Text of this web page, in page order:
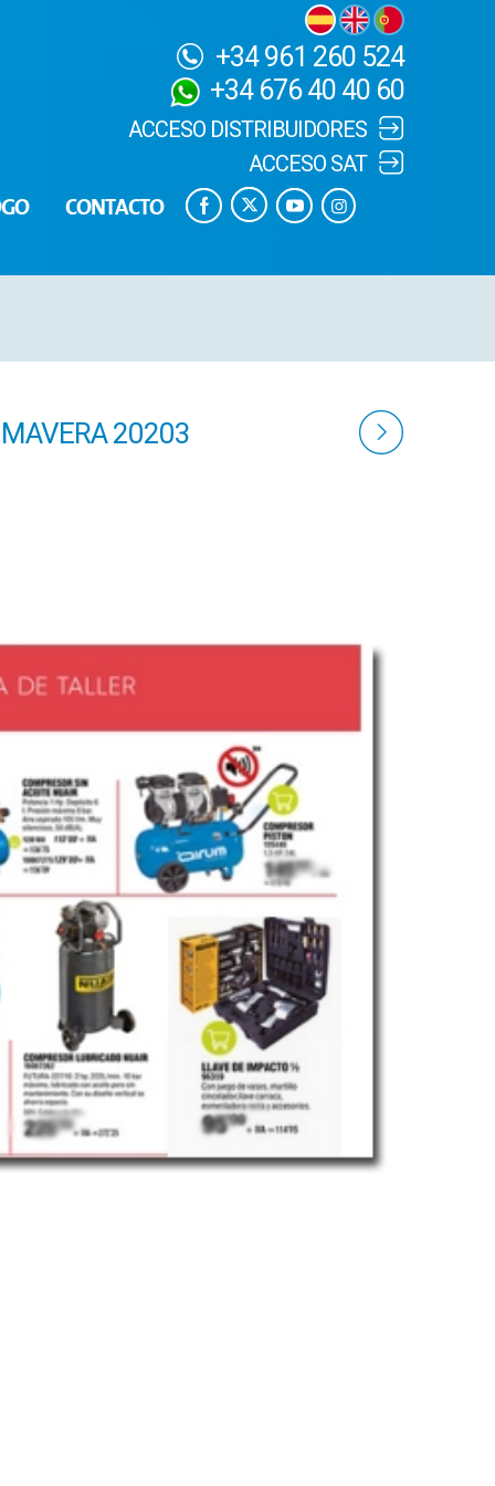
+34 961 260 524
+34 676 40 40 60
ACCESO DISTRIBUIDORES
ACCESO SAT
CONTACTO
20203